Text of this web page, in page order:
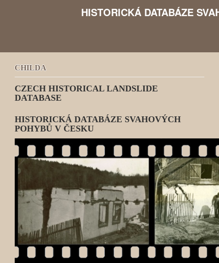
HISTORICKÁ DATABÁZE
CHILDA
CZECH HISTORICAL LANDSLIDE
DATABASE
HISTORICKÁ DATABÁZE SVAHOVÝCH
POHYBŮ V ČESKU